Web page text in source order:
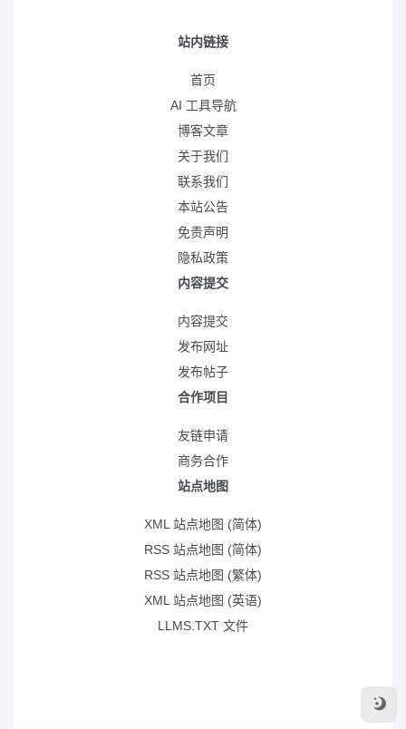
站内链接
首页
AI 工具导航
博客文章
关于我们
联系我们
本站公告
免责声明
隐私政策
内容提交
内容提交
发布网址
发布帖子
合作项目
友链申请
商务合作
站点地图
XML 站点地图 (简体)
RSS 站点地图 (简体)
RSS 站点地图 (繁体)
XML 站点地图 (英语)
LLMS.TXT 文件